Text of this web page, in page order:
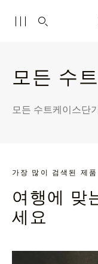
모든 수
모든 수트케이스단
가장 많이 검색된 제품
여행에 맞
세요